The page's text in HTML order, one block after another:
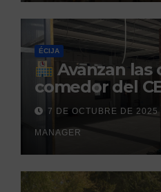
ÉCIJA
Avanzan las
comedor del
Sol: su
prevista para
7 DE OCTUBRE DE 2025
MANAGER